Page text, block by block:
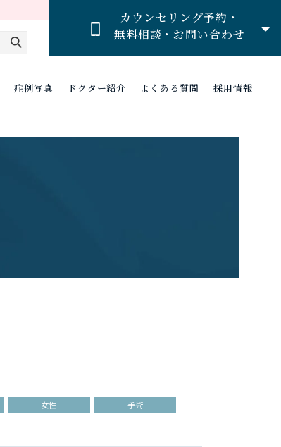
カウンセリング予約・
無料相談・お問い合わせ
症例写真 ドクター紹介 よくある質問 採用情報
女性
手術